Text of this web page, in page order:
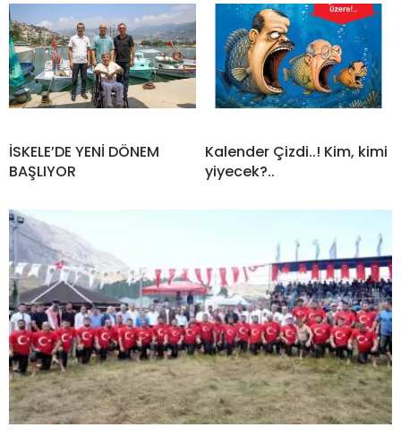
İSKELE’DE YENİ DÖNEM
BAŞLIYOR
Kalender Çizdi..! Kim, kimi
yiyecek?..